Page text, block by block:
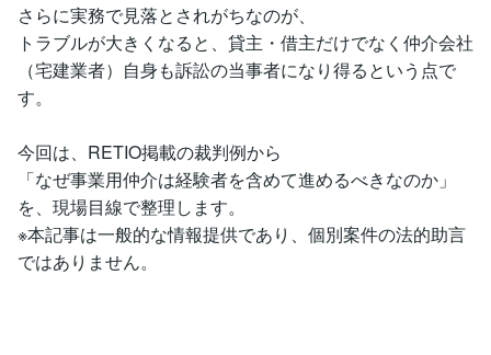
さらに実務で見落とされがちなのが、
トラブルが大きくなると、貸主・借主だけでなく仲介会社
（宅建業者）自身も訴訟の当事者になり得るという点で
す。
今回は、RETIO掲載の裁判例から
「なぜ事業用仲介は経験者を含めて進めるべきなのか」
を、現場目線で整理します。
※本記事は一般的な情報提供であり、個別案件の法的助言
ではありません。